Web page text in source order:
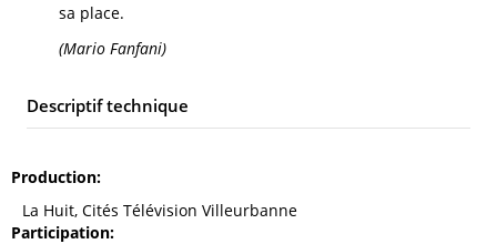
sa place.
(Mario Fanfani)
Descriptif technique
Production
La Huit, Cités Télévision Villeurbanne
Participation